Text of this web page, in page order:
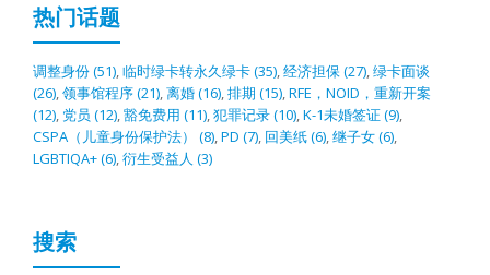
热门话题
调整身份(51),临时绿卡转永久绿卡(35),经济担保(27),绿卡面谈
(26),领事馆程序(21),离婚(16),排期 (15),RFE，NOID，重新开案
(12), 党员 (12),豁免费用 (11),犯罪记录(10),K-1未婚签证(9),
CSPA（儿童身份保护法）
(8),PD (7), 回美纸(6),继子女(6),
LGBTIQA+(6),衍生受益人 (3)
搜索